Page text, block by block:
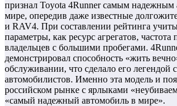
признал Toyota 4Runner самым надежным
мире, опередив даже известные
и RAV4. При составлении рейтинга
параметры, как ресурс агрегатов,
владельцев с большими пробегами.
демонстрировал способность «жить
обслуживании, что сделало его легендой
автомобилистов. Именно эта модель и
российском рынке с ярлыками
«самый надежный автомобиль в мире».